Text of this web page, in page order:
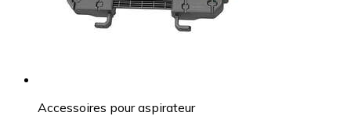
Accessoires pour aspirateur